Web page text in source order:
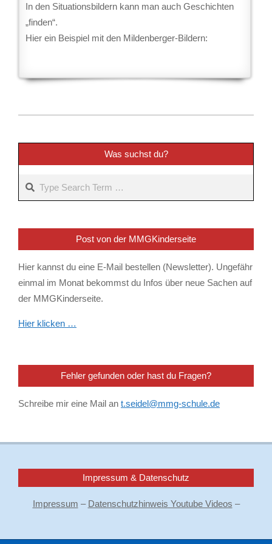
In den Situationsbildern kann man auch Geschichten
„finden“.
Hier ein Beispiel mit den Mildenberger-Bildern:
Was suchst du?
Search
Post von der MMGKinderseite
Hier kannst du eine E-Mail bestellen (Newsletter). Ungefähr
einmal im Monat bekommst du Infos über neue Sachen auf
der MMGKinderseite.
Hier klicken …
Fehler gefunden oder hast du Fragen?
Schreibe mir eine Mail an t.seidel@mmg-schule.de
Impressum & Datenschutz
Impressum – Datenschutzhinweis Youtube Videos –